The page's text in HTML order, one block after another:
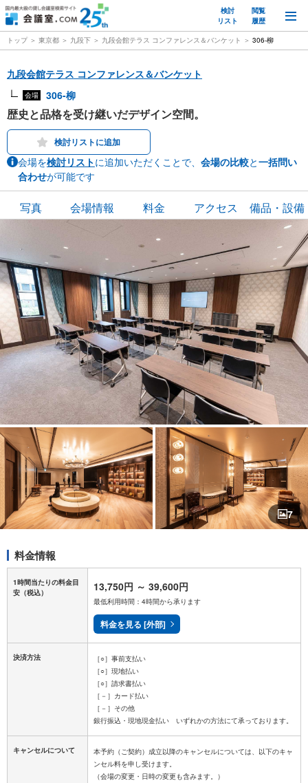
検討
リスト
閲覧
履歴
トップ 東京都 九段下 九段会館テラス コンファレンス＆バンケット 306-柳
九段会館テラス コンファレンス＆バンケット
会場 306-柳
歴史と品格を受け継いだデザイン空間。
検討リストに追加
会場を検討リストに追加いただくことで、 会場の比較と一括問い
合わせが可能です
写真 会場情報 料金 アクセス 備品・設備
7
料金情報
1時間当たりの料金目
安 （税込） 13,750円 ～ 39,600円
最低利用時間：4時間から承ります
料金を見る [外部]
決済方法
［○］事前支払い
［○］現地払い
［○］請求書払い
［－］カード払い
［－］その他
キャンセルについて
本予約（ご契約）成立以降のキャンセルについては、以下のキャ
ンセル料を申し受けます。
（会場の変更・日時の変更も含みます。）